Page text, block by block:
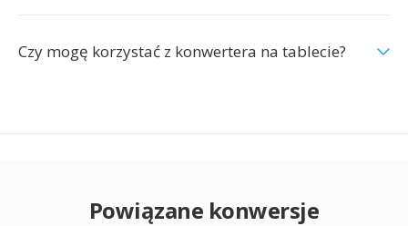
Czy mogę korzystać z konwertera na tablecie?
Powiązane konwersje